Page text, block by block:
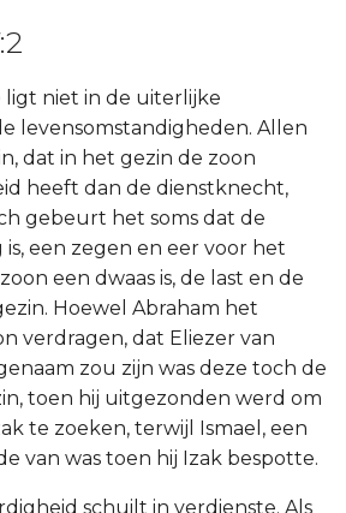
ligt niet in de uiterlijke
levensomstandigheden. Allen
dat in het gezin de zoon
heeft dan de dienstknecht,
gebeurt het soms dat de
een zegen en eer voor het
een dwaas is, de last en de
Hoewel Abraham het
verdragen, dat Eliezer van
zou zijn was deze toch de
toen hij uitgezonden werd om
te zoeken, terwijl Ismael, een
van was toen hij Izak bespotte.
schuilt in verdienste. Als